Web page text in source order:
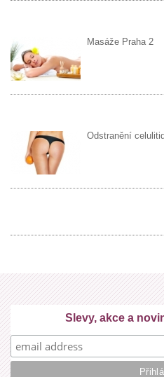
Masáže Praha 2
Odstranění
Slevy, akce a